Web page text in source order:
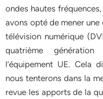
ondes hautes
avons opté de mener
télévision numérique
quatrième
l’équipement UE. Cela
nous tenterons dans la
revue les apports de la